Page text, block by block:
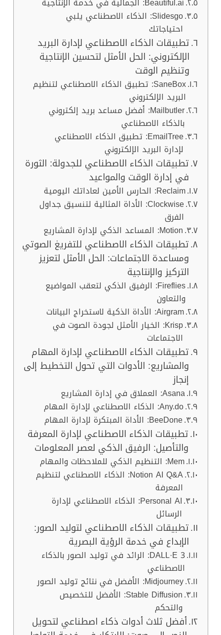
Slidesgo: الذكاء الاصطناعي يلبي
احتياجاتك
تطبيقات الذكاء الاصطناعي لإدارة البريد
الإلكتروني: الحل الأمثل لتحسين الإنتاجية
وتنظيم الوقت
SaneBox: تطبيق الذكاء الاصطناعي لتنظيم
البريد الإلكتروني
Mailbutler: أفضل مساعد بريد إلكتروني
بالذكاء الاصطناعي
EmailTree: تطبيق الذكاء الاصطناعي
لإدارة البريد الإلكتروني
تطبيقات الذكاء الاصطناعي للجدولة: الثورة
في إدارة الوقت والمواعيد
Reclaim: الحارس الأمين لعاداتك اليومية
Clockwise: الأداة المثالية لتنسيق جداول
الفرق
Motion: المساعد الذكي لإدارة المشاريع
تطبيقات الذكاء الاصطناعي للتفريغ الصوتي
ومساعدة الاجتماعات: الحل الأمثل لتعزيز
التركيز والإنتاجية
Fireflies: الرفيق الذكي لتعقب المواضيع
والتعاون
Airgram: الأداة الذكية لاستخراج البيانات
Krisp: الخيار الأمثل لجودة الصوت في
الاجتماعات
تطبيقات الذكاء الاصطناعي لإدارة المهام
والمشاريع: الأدوات التي تحول التخطيط إلى
إنجاز
Asana: العملاق في إدارة المشاريع
Any.do: الذكاء الاصطناعي لإدارة المهام
BeeDone: الأداة المبتكرة لإدارة المهام
تطبيقات الذكاء الاصطناعي لإدارة المعرفة
والتأصيل: الرفيق الذكي لعصر المعلومات
Mem: التنظيم الذكي للملاحظات والمهام
Notion AI Q&A: الذكاء الاصطناعي لتنظيم
المعرفة
Personal AI: الذكاء الاصطناعي لإدارة
الرسائل
تطبيقات الذكاء الاصطناعي لتوليد الصور:
الإبداع في خدمة الرؤية البصرية
DALL·E 3: الرائد في توليد الصور بالذكاء
الاصطناعي
Midjourney: الأفضل في نتائج توليد الصور
Stable Diffusion: الأفضل للتخصيص
والتحكم
أفضل ثلاث أدوات ذكاء اصطناعي لتحويل